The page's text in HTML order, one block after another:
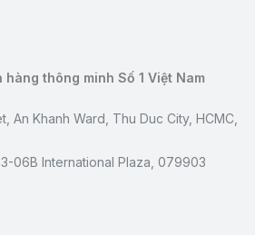
thông minh Số 1 Việt Nam
An Khanh Ward, Thu Duc City, HCMC,
06B International Plaza, 079903